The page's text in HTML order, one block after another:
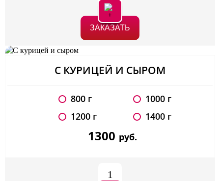
ЗАКАЗАТЬ
С КУРИЦЕЙ И СЫРОМ
800 г
1000 г
1200 г
1400 г
1300 руб.
1